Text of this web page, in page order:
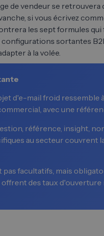
de vendeur se retrouvera
si vous écrivez
les sept formules
sortantes
à la volée.
d'e-mail froid ressemble
avec une
référence, insight,
au secteur couvrent
pas facultatifs, mais
des taux